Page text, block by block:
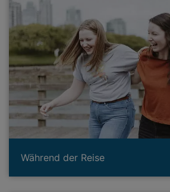
Während der Reise